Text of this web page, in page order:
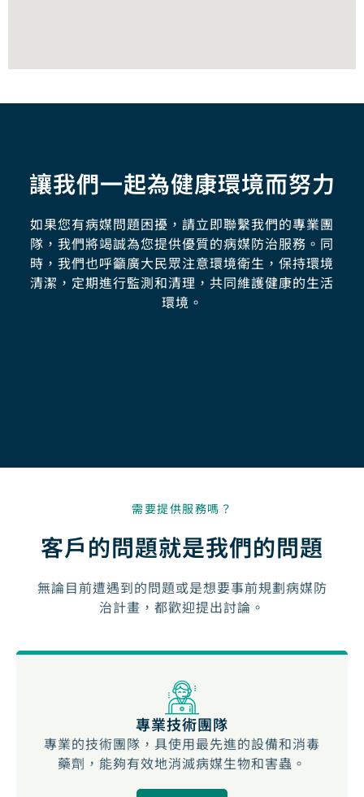
讓我們一起為健康環境而努力
如果您有病媒問題困擾，請立即聯繫我們的專業團
隊，我們將竭誠為您提供優質的病媒防治服務。同
時，我們也呼籲廣大民眾注意環境衛生，保持環境
清潔，定期進行監測和清理，共同維護健康的生活
環境。
需要提供服務嗎？
客戶的問題就是我們的問題
無論目前遭遇到的問題或是想要事前規劃病媒防
治計畫，都歡迎提出討論。
專業技術團隊
專業的技術團隊，具使用最先進的設備和消毒
藥劑，能夠有效地消滅病媒生物和害蟲。